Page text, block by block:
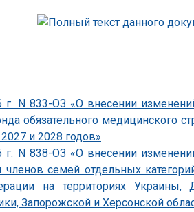
N 833-ОЗ «О внесении
обязательного медицинского
и 2028 годов»
N 838-ОЗ «О внесении
семей отдельных
на территориях Украины,
Запорожской и Херсонской